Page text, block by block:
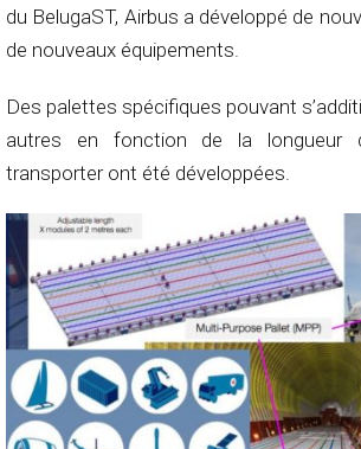
du BelugaST, Airbus a développé de
de nouveaux équipements.
Des palettes spécifiques pouvant
autres en fonction de la longueur
transporter ont été développées.